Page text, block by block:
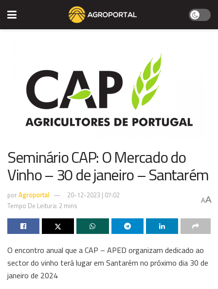
Seminário CAP: O Mercado do
Vinho – 30 de janeiro – Santarém
porAgroportal
20-12-2023 | 07:02
Tempo De Leitura: 2 mins
AA
O encontro anual que a CAP – APED organizam dedicado ao
sector do vinho terá lugar em Santarém no próximo dia 30 de
janeiro de 2024